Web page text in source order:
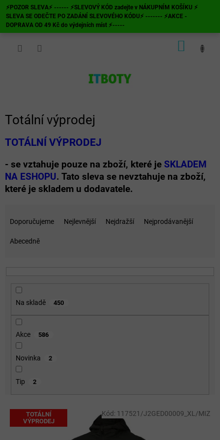
Přejít
na
obsah
⚡POZOR SLEVA⚡ ------ ⚡SLEVOVÝ KÓD zadejte v NÁKUPNÍM KOŠÍKU ⚡
SLEVA SE ODEČTE PO ZADÁNÍ SLEVOVÉHO KÓDU⚡ ------- ⚡AKCE -
DOPRAVA OD 49 Kč do výdejních míst ⚡-----
Totální výprodej
TOTÁLNÍ VÝPRODEJ
- se vztahuje pouze na zboží, které je SKLADEM
NA ESHOPU. Tato sleva se nevztahuje na zboží,
které je skladem u dodavatele.
Doporučujeme Nejlevnější Nejdražší Nejprodávanější
Abecedně
Na skladě 450
Akce 586
Novinka 2
Tip 2
V
TOTÁLNÍ
VÝPRODEJ
Kód: 117521/J2GED00009_XL/MIZ